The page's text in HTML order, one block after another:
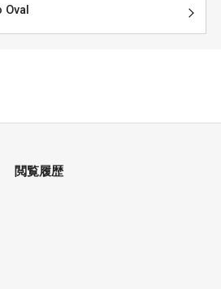
Oval
閲覧履歴